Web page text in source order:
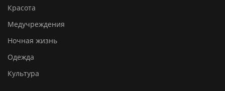
Красота
Медучреждения
Ночная жизнь
Одежда
Культура